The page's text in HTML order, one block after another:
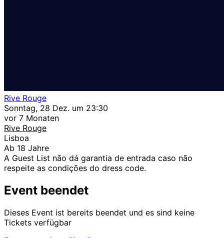
Rive Rouge
Sonntag, 28 Dez. um 23:30
vor 7 Monaten
Rive Rouge
Lisboa
Ab 18 Jahre
A Guest List não dá garantia de entrada caso não
respeite as condições do dress code.
Event beendet
Dieses Event ist bereits beendet und es sind keine
Tickets verfügbar